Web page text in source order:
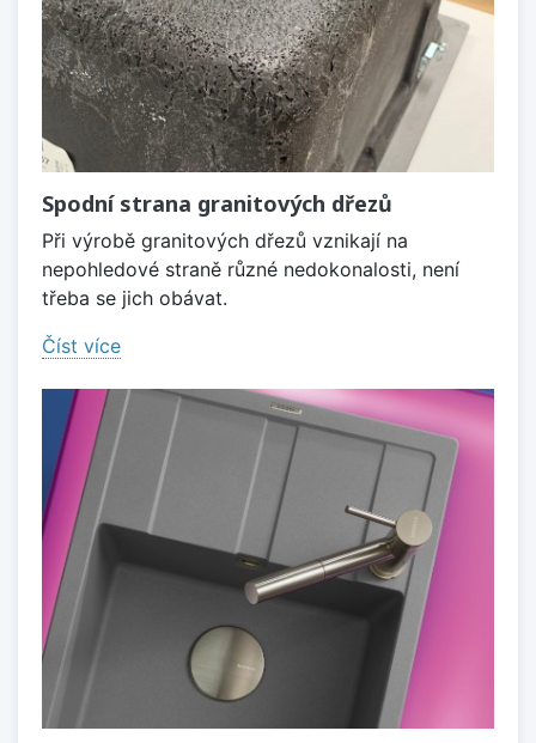
Spodní strana granitových dřezů
Při výrobě granitových dřezů vznikají na
nepohledové straně různé nedokonalosti, není
třeba se jich obávat.
Číst více